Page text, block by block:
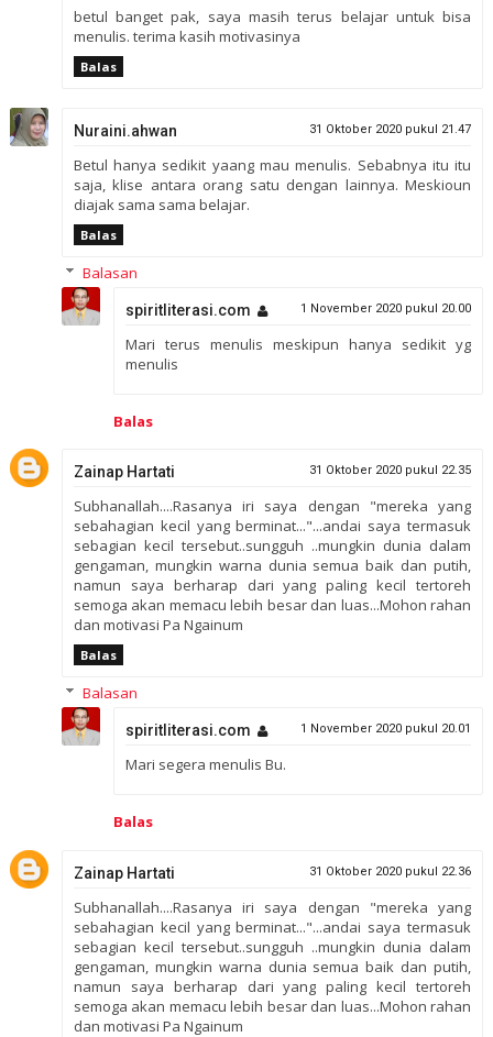
betul banget pak, saya masih terus belajar untuk bisa
menulis. terima kasih motivasinya
Balas
Nuraini.ahwan 31 Oktober 2020 pukul 21.47
Betul hanya sedikit yaang mau menulis. Sebabnya itu itu
saja, klise antara orang satu dengan lainnya. Meskioun
diajak sama sama belajar.
Balas
Balasan
spiritliterasi.com 1 November 2020 pukul 20.00
Mari terus menulis meskipun hanya sedikit yg
menulis
Balas
Zainap Hartati 31 Oktober 2020 pukul 22.35
Subhanallah....Rasanya iri saya dengan "mereka yang
sebahagian kecil yang berminat..."...andai saya termasuk
sebagian kecil tersebut..sungguh ..mungkin dunia dalam
gengaman, mungkin warna dunia semua baik dan putih,
namun saya berharap dari yang paling kecil tertoreh
semoga akan memacu lebih besar dan luas...Mohon rahan
dan motivasi Pa Ngainum
Balas
Balasan
spiritliterasi.com 1 November 2020 pukul 20.01
Mari segera menulis Bu.
Balas
Zainap Hartati 31 Oktober 2020 pukul 22.36
Subhanallah....Rasanya iri saya dengan "mereka yang
sebahagian kecil yang berminat..."...andai saya termasuk
sebagian kecil tersebut..sungguh ..mungkin dunia dalam
gengaman, mungkin warna dunia semua baik dan putih,
namun saya berharap dari yang paling kecil tertoreh
semoga akan memacu lebih besar dan luas...Mohon rahan
dan motivasi Pa Ngainum